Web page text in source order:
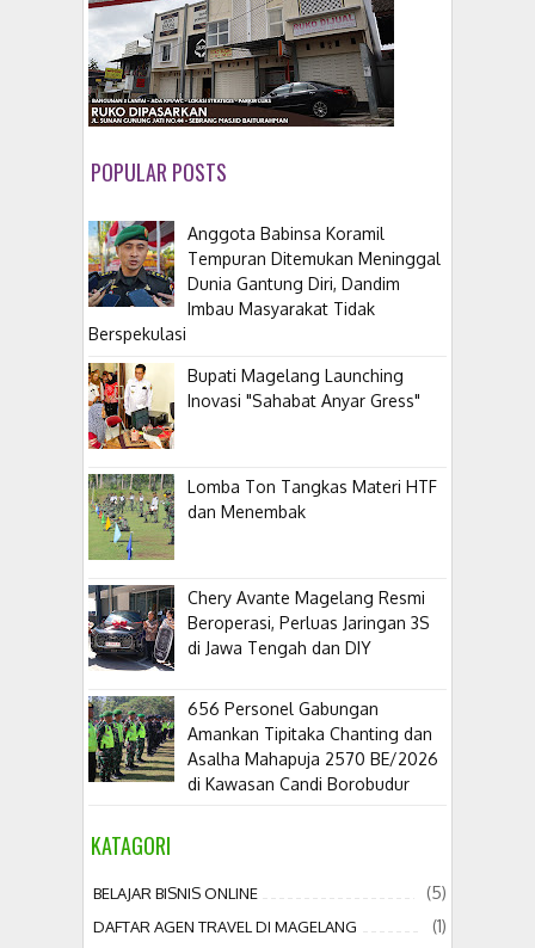
POPULAR POSTS
Anggota Babinsa Koramil
Tempuran Ditemukan Meninggal
Dunia Gantung Diri, Dandim
Imbau Masyarakat Tidak
Berspekulasi
Bupati Magelang Launching
Inovasi "Sahabat Anyar Gress"
Lomba Ton Tangkas Materi HTF
dan Menembak
​Chery Avante Magelang Resmi
Beroperasi, Perluas Jaringan 3S
di Jawa Tengah dan DIY
656 Personel Gabungan
Amankan Tipitaka Chanting dan
Asalha Mahapuja 2570 BE/2026
di Kawasan Candi Borobudur
KATAGORI
BELAJAR BISNIS ONLINE (5)
DAFTAR AGEN TRAVEL DI MAGELANG (1)